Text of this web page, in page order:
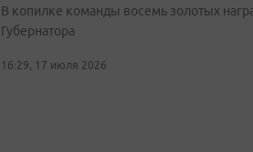
В копилке команды восемь золотых
Губернатора
16:29, 17 июля 2026